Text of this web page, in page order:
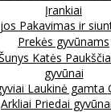
Įrankiai
Pakavimas ir
Prekės gyvūnams
Katės
gyvūnai
Laukinė gamta
Arkliai Priedai